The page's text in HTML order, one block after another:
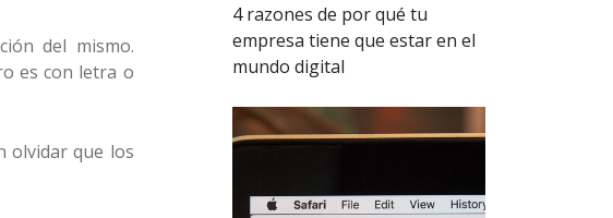
del mismo.
es con letra o
olvidar que los
4 razones de por qué tu
empresa tiene que estar en el
mundo digital